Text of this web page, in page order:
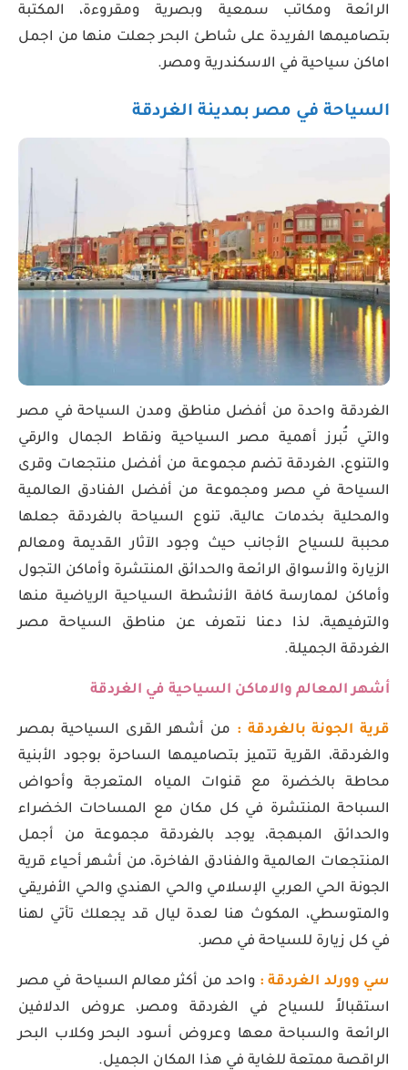
الرائعة ومكاتب سمعية وبصرية ومقروءة، المكتبة
بتصاميمها الفريدة على شاطئ البحر جعلت منها من اجمل
اماكن سياحية في الاسكندرية ومصر.
السياحة في مصر بمدينة الغردقة
الغردقة واحدة من أفضل مناطق ومدن السياحة في مصر
والتي تُبرز أهمية مصر السياحية ونقاط الجمال والرقي
والتنوع، الغردقة تضم مجموعة من أفضل منتجعات وقرى
السياحة في مصر ومجموعة من أفضل الفنادق العالمية
والمحلية بخدمات عالية، تنوع السياحة بالغردقة جعلها
محببة للسياح الأجانب حيث وجود الآثار القديمة ومعالم
الزيارة والأسواق الرائعة والحدائق المنتشرة وأماكن التجول
وأماكن لممارسة كافة الأنشطة السياحية الرياضية منها
والترفيهية، لذا دعنا نتعرف عن مناطق السياحة مصر
الغردقة الجميلة.
أشهر المعالم والاماكن السياحية في الغردقة
قرية الجونة بالغردقة : من أشهر القرى السياحية بمصر
والغردقة، القرية تتميز بتصاميمها الساحرة بوجود الأبنية
محاطة بالخضرة مع قنوات المياه المتعرجة وأحواض
السباحة المنتشرة في كل مكان مع المساحات الخضراء
والحدائق المبهجة، يوجد بالغردقة مجموعة من أجمل
المنتجعات العالمية والفنادق الفاخرة، من أشهر أحياء قرية
الجونة الحي العربي الإسلامي والحي الهندي والحي الأفريقي
والمتوسطي، المكوث هنا لعدة ليال قد يجعلك تأتي لهنا
في كل زيارة للسياحة في مصر.
سي وورلد الغردقة : واحد من أكثر معالم السياحة في مصر
استقبالاً للسياح في الغردقة ومصر، عروض الدلافين
الرائعة والسباحة معها وعروض أسود البحر وكلاب البحر
الراقصة ممتعة للغاية في هذا المكان الجميل.